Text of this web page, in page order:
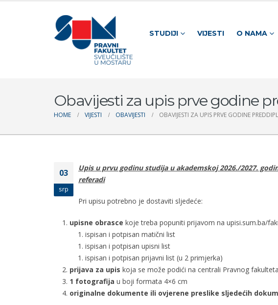
STUDIJI VIJESTI O NAMA
Obavijesti za upis prve godine
HOME VIJESTI OBAVIJESTI OBAVIJESTI ZA UPIS PRVE GODINE
03
srp
Upis u prvu godinu studija u akademskoj 2026./2027.
referadi
Pri upisu potrebno je dostaviti sljedeće:
upisne obrasce koje treba popuniti prijavom na upisi.sum.ba/
ispisan i potpisan matični list
ispisan i potpisan upisni list
ispisan i potpisan prijavni list (u 2 primjerka)
prijava za upis koja se može podići na centrali Pravnog
1 fotografija u boji formata 4×6 cm
originalne dokumente ili ovjerene preslike sljedećih